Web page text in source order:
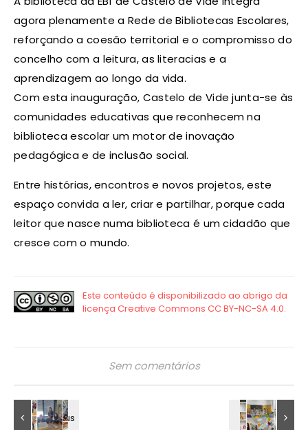
agora plenamente a Rede de Bibliotecas Escolares,
reforçando a coesão territorial e o compromisso do
concelho com a leitura, as literacias e a
aprendizagem ao longo da vida.
Com esta inauguração, Castelo de Vide junta-se às
comunidades educativas que reconhecem na
biblioteca escolar um motor de inovação
pedagógica e de inclusão social.
Entre histórias, encontros e novos projetos, este
espaço convida a ler, criar e partilhar, porque cada
leitor que nasce numa biblioteca é um cidadão que
cresce com o mundo.
Sem comentários